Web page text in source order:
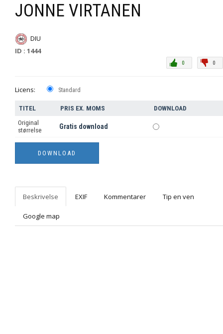
JONNE VIRTANEN
DIU
ID : 1444
0
0
Licens: Standard
TITEL PRIS EX. MOMS
DOWNLOAD
Original
størrelse
Gratis download
Beskrivelse EXIF Kommentarer Tip en ven
Google map